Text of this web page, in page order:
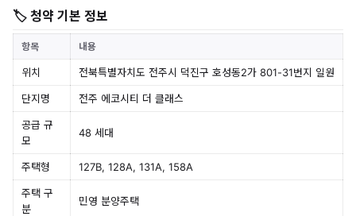
🏷 청약 기본 정보
항목 내용
위치 전북특별자치도 전주시 덕진구 호성동2가 801-31번지 일원
단지명 전주 에코시티 더 클래스
공급 규
모
48 세대
주택형 127B, 128A, 131A, 158A
주택 구
분
민영 분양주택